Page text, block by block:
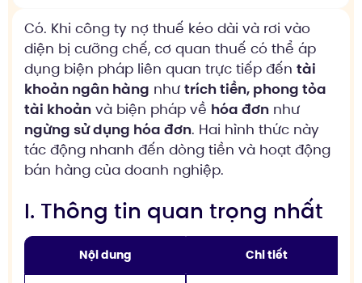
Có. Khi công ty nợ thuế kéo dài và rơi vào
diện bị cưỡng chế, cơ quan thuế có thể áp
dụng biện pháp liên quan trực tiếp đến tài
khoản ngân hàng như trích tiền, phong tỏa
tài khoản và biện pháp về hóa đơn như
ngừng sử dụng hóa đơn. Hai hình thức này
tác động nhanh đến dòng tiền và hoạt động
bán hàng của doanh nghiệp.
I. Thông tin quan trọng nhất
Nội dung Chi tiết